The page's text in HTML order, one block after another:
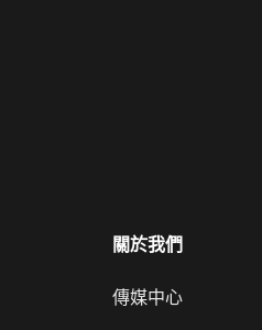
關於我們
傳媒中心